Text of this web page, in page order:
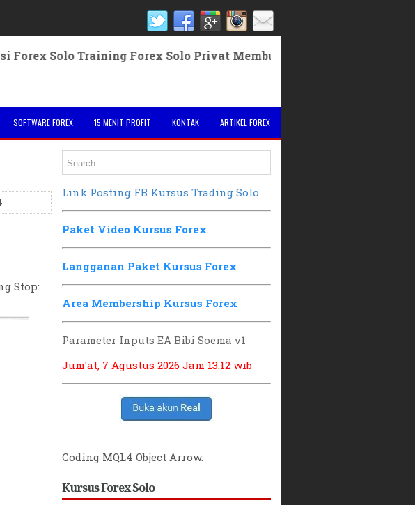
Training Forex Solo Privat Membuat EA Robot Forex
SOFTWARE FOREX 15 MENIT PROFIT KONTAK ARTIKEL FOREX
Stop:
Link Posting FB Kursus Trading Solo
Paket Video Kursus Forex.
Langganan Paket Kursus Forex
Area Membership Kursus Forex
Parameter Inputs EA Bibi Soema v1
Jum'at, 7 Agustus 2026 Jam 13:12 wib
Coding MQL4 Object Arrow.
Kursus Forex Solo